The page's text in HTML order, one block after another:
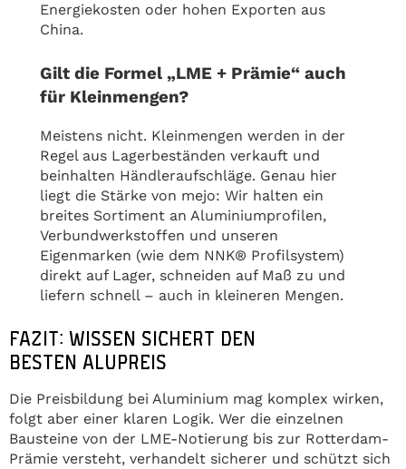
Energiekosten oder hohen Exporten aus
China.
Gilt die Formel „LME + Prämie“ auch
für Kleinmengen?
Meistens nicht. Kleinmengen werden in der
Regel aus Lagerbeständen verkauft und
beinhalten Händleraufschläge. Genau hier
liegt die Stärke von mejo: Wir halten ein
breites Sortiment an Aluminiumprofilen,
Verbundwerkstoffen und unseren
Eigenmarken (wie dem NNK® Profilsystem)
direkt auf Lager, schneiden auf Maß zu und
liefern schnell – auch in kleineren Mengen.
FAZIT: WISSEN SICHERT DEN
BESTEN ALUPREIS
Die Preisbildung bei Aluminium mag komplex wirken,
folgt aber einer klaren Logik. Wer die einzelnen
Bausteine von der LME-Notierung bis zur Rotterdam-
Prämie versteht, verhandelt sicherer und schützt sich